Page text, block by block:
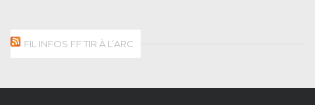
FIL INFOS FF TIR À L’ARC